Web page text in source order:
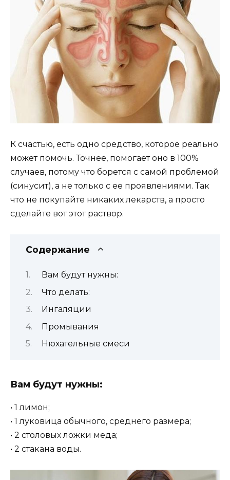
К счастью, есть одно средство, которое реально
может помочь. Точнее, помогает оно в 100%
случаев, потому что борется с самой проблемой
(синусит), а не только с ее проявлениями. Так
что не покупайте никаких лекарств, а просто
сделайте вот этот раствор.
Содержание
Вам будут нужны:
Что делать:
Ингаляции
Промывания
Нюхательные смеси
Вам будут нужны:
• 1 лимон;
• 1 луковица обычного, среднего размера;
• 2 столовых ложки меда;
• 2 стакана воды.